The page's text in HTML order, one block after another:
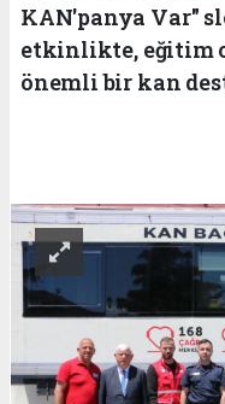
KAN'panya Var"
etkinlikte, eğitim
önemli bir kan